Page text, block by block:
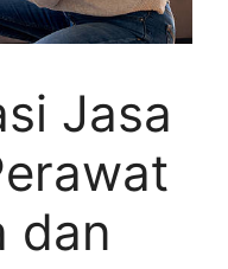
Jasa
dan